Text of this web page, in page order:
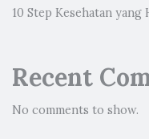
10 Step Kesehatan
Recent
No comments to show.